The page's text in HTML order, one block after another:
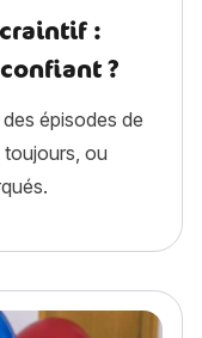
:
?
épisodes de
toujours, ou